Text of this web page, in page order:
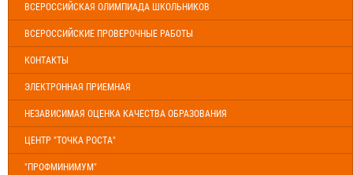
ВСЕРОССИЙСКАЯ ОЛИМПИАДА ШКОЛЬНИКОВ
ВСЕРОССИЙСКИЕ ПРОВЕРОЧНЫЕ РАБОТЫ
КОНТАКТЫ
ЭЛЕКТРОННАЯ ПРИЕМНАЯ
НЕЗАВИСИМАЯ ОЦЕНКА КАЧЕСТВА ОБРАЗОВАНИЯ
ЦЕНТР "ТОЧКА РОСТА"
"ПРОФМИНИМУМ"